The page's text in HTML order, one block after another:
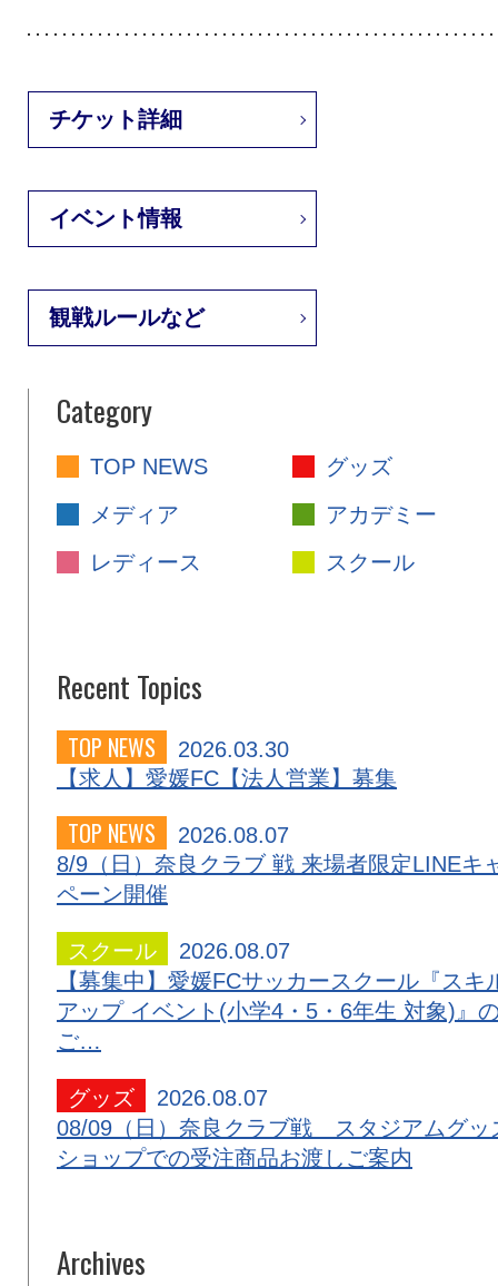
チケット詳細
イベント情報
観戦ルールなど
Category
TOP NEWS
グッズ
メディア
アカデミー
レディース
スクール
Recent Topics
TOP NEWS
2026.03.30
【求人】愛媛FC【法人営業】募集
TOP NEWS
2026.08.07
8/9（日）奈良クラブ 戦 来場者限定LINEキ
ペーン開催
スクール
2026.08.07
【募集中】愛媛FCサッカースクール『スキ
アップ イベント(小学4・5・6年生 対象)』
ご…
グッズ
2026.08.07
08/09（日）奈良クラブ戦 スタジアムグッ
ショップでの受注商品お渡しご案内
Archives